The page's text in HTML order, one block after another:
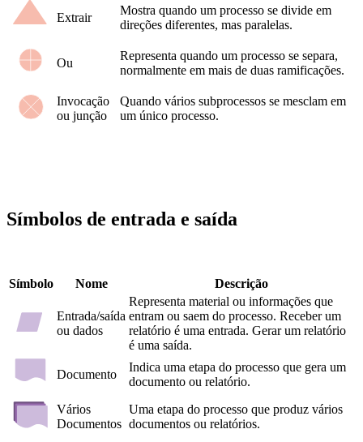
Extrair
Mostra quando um processo se divide em
direções diferentes, mas paralelas.
Ou
Representa quando um processo se separa,
normalmente em mais de duas ramificações.
Invocação
ou junção
Quando vários subprocessos se mesclam em
um único processo.
Símbolos de entrada e saída
Símbolo Nome Descrição
Entrada/saída
ou dados
Representa material ou informações que
entram ou saem do processo. Receber um
relatório é uma entrada. Gerar um relatório
é uma saída.
Documento
Indica uma etapa do processo que gera um
documento ou relatório.
Vários
Documentos
Uma etapa do processo que produz vários
documentos ou relatórios.